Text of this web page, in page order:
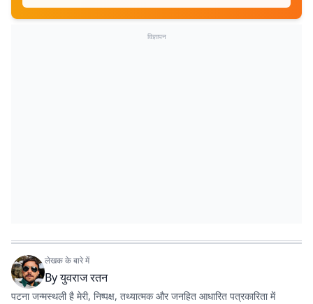
विज्ञापन
लेखक के बारे में
Byयुवराज रतन
पटना जन्मस्थली है मेरी, निष्पक्ष, तथ्यात्मक और जनहित आधारित पत्रकारिता में